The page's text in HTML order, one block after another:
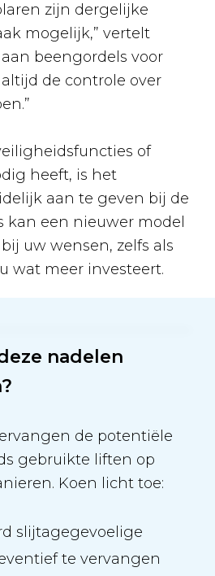
zijn dergelijke
mogelijk,” vertelt
aan beengordels voor
de controle over
of
heeft, is het
aan te geven bij de
kan een nieuwer model
uw wensen, zelfs als
wat meer investeert.
nadelen
de potentiële
gebruikte liften op
Koen licht toe:
slijtagegevoelige
te vervangen